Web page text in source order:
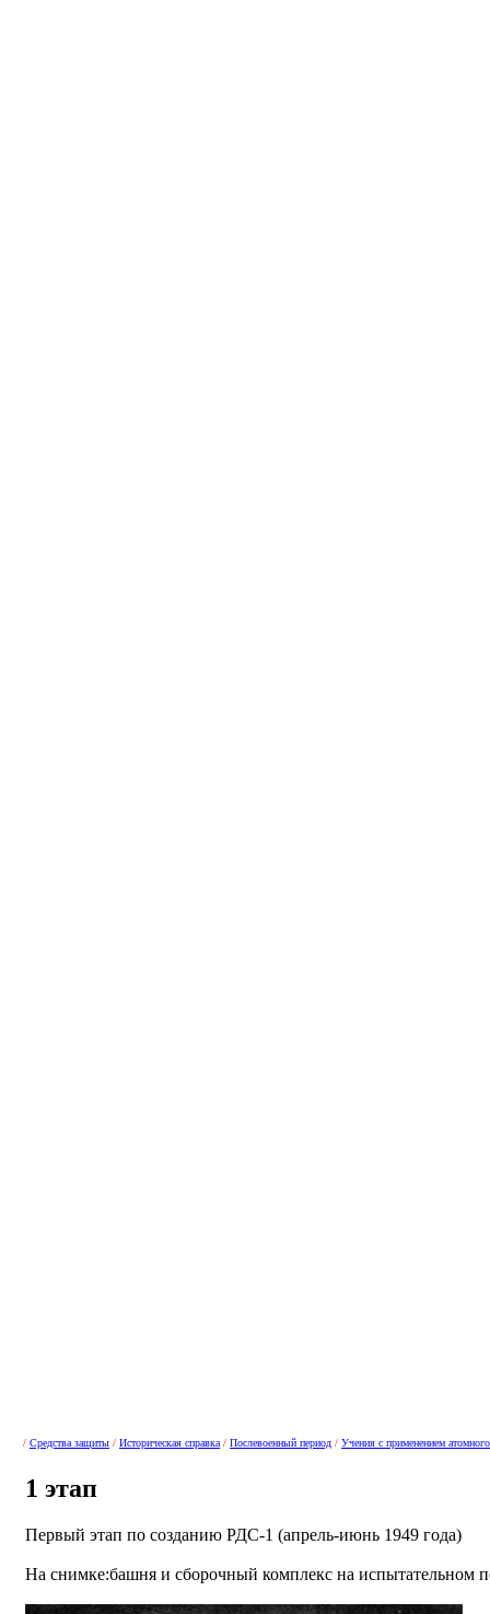
/ Средства защиты / Историческая справка / Послевоенный период / Учения с применением
1 этап
Первый этап по созданию РДС-1 (апрель-июнь 1949 года)
На снимке:башня и сборочный комплекс на испытательном